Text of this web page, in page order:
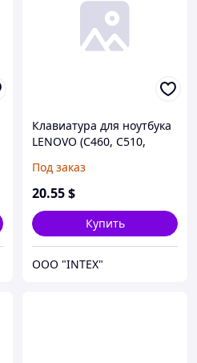
Клавиатура для ноутбука
LENOVO (C460, C510,
Y430, Y530, Y730) rus,
black
Под заказ
20.55$
Купить
OOO "INTEX"